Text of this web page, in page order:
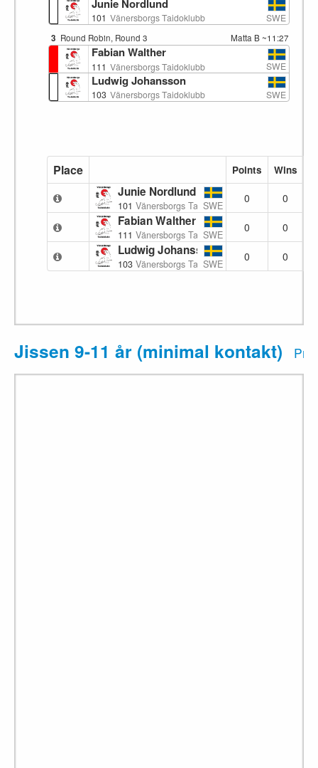
Junie Nordlund
101 Vänersborgs Taidoklubb
SWE
3 Round Robin, Round 3 Matta B ~11:27
Fabian Walther
111 Vänersborgs Taidoklubb SWE
Ludwig Johansson
103 Vänersborgs Taidoklubb SWE
Place Points Wins
Junie Nordlund
101 Vänersborgs Taidoklubb
SWE
0 0
Fabian Walther
111 Vänersborgs Taidoklubb
SWE
0 0
Ludwig Johansson
103 Vänersborgs Taidoklubb
SWE
0 0
Jissen 9-11 år (minimal kontakt)